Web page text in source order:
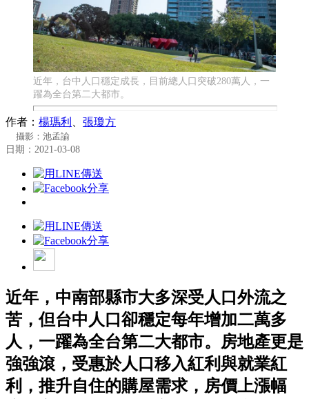
近年，台中人口穩定成長，目前總人口突破280萬人，一
躍為全台第二大都市。
作者： 楊瑪利 張瓊方
攝影：池孟諭
日期：2021-03-08
近年，中南部縣市大多深受人口外流之
苦，但台中人口卻穩定每年增加二萬多
人，一躍為全台第二大都市。房地產更是
強強滾，受惠於人口移入紅利與就業紅
利，推升自住的購屋需求，房價上漲幅